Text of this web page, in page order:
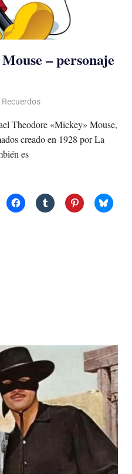
– personaje
Recuerdos
Theodore «Mickey» Mouse,
creado en 1928 por La
es